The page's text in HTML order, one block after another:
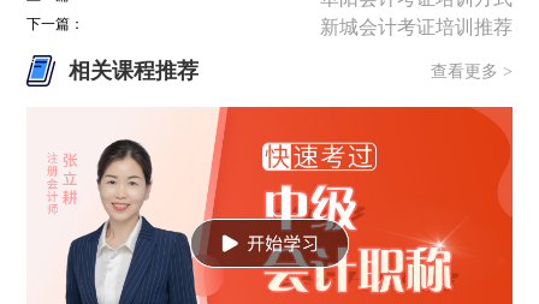
下一篇： 新城会计考证培训推荐
相关课程推荐 查看更多 >